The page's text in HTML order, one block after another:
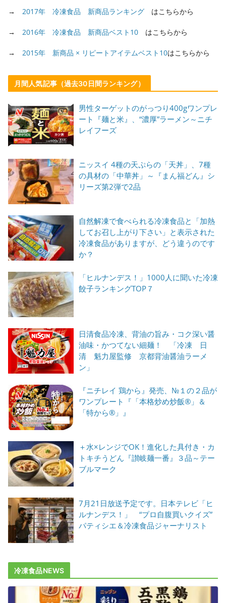
→ 2017年 冷凍食品 新商品ランキング はこちらから
→ 2016年 冷凍食品 新商品ベスト10 はこちらから
→ 2015年 新商品 × リピートアイテムベスト10はこちらから
月間人気記事（過去30日間ランキング）
男性ターゲットのがっつり400gワンプレ
ート『麺と米』、“濃厚”ラーメン～ニチ
レイフーズ
ニッスイ 4種の天ぷらの「天丼」、7種
の具材の「中華丼」～『まん福どん』シ
リーズ第2弾で2品
自然解凍で食べられる冷凍食品と「加熱
してお召し上がり下さい」と表示された
冷凍食品がありますが、どう違うのです
か？
「ヒルナンデス！」1000人に聞いた冷凍
餃子ランキングTOP７
日清食品冷凍、背油の旨み・コク深い醤
油味・かつてない細麺！ 「冷凍 日
清 魁力屋監修 京都背油醤油ラーメ
ン」
『ニチレイ 鶏から』発売、№１の２品が
ワンプレート『「本格炒め炒飯®」＆
「特から®」』
＋水×レンジでOK！進化した具付き・カ
トキチうどん『讃岐麺一番』３品～テー
ブルマーク
7月21日放送予定です。日本テレビ「ヒ
ルナンデス！」 “プロ自腹買いクイズ”
パティシエ＆冷凍食品ジャーナリスト
冷凍食品NEWS